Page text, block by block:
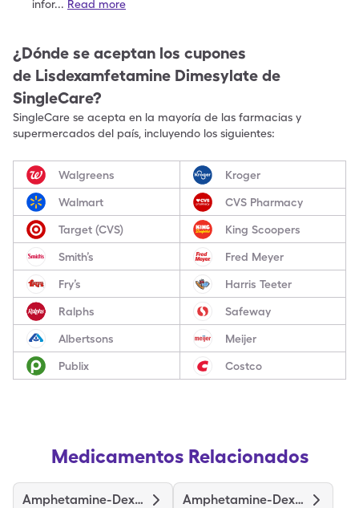
infor... Read more
¿Dónde se aceptan los cupones
de Lisdexamfetamine Dimesylate de
SingleCare?
SingleCare se acepta en la mayoría de las farmacias y
supermercados del país, incluyendo los siguientes:
Walgreens Kroger
Walmart CVS Pharmacy
Target (CVS) King Scoopers
Smith’s Fred Meyer
Fry’s Harris Teeter
Ralphs Safeway
Albertsons Meijer
Publix Costco
Medicamentos Relacionados
Amphetamine-Dextroamphetamine Amphetamine-Dextroamphet Er